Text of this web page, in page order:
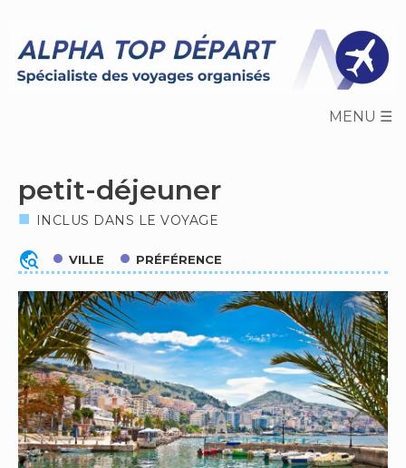
content
petit-déjeuner
INCLUS DANS LE VOYAGE
travel_explore VILLE PRÉFÉRENCE